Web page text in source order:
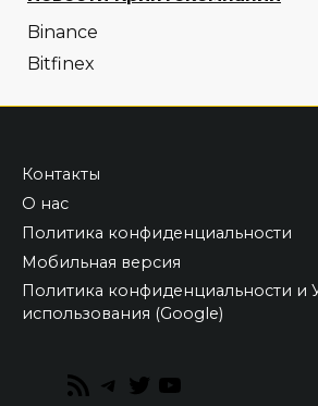
Binance
Bitfinex
Контакты
О нас
Политика конфиденциальности
Мобильная версия
Политика конфиденциальности и
использования (Google)
RSS
Telegram
Twitter